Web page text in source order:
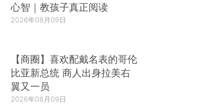
心智｜教孩子真正阅读
2026年08月09日
【商圈】喜欢配戴名表的哥伦
比亚新总统 商人出身拉美右
翼又一员
2026年08月09日